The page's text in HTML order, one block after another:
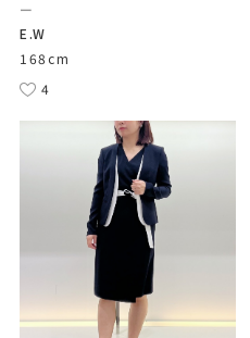
ー
E.W
168cm
4